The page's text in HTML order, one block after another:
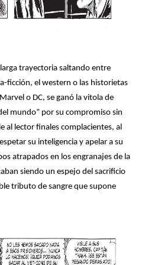
trayectoria saltando entre
ficción, el western o las historietas
o DC, se ganó la vitola de
mundo” por su compromiso sin
al lector finales complacientes, al
su inteligencia y apelar a su
atrapados en los engranajes de la
siendo un espejo del sacrificio
tributo de sangre que supone